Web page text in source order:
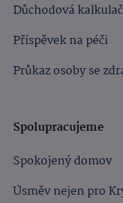
Důchodová
Příspěvek na péči
Průkaz osoby se
Spolupracujeme
Spokojený domov
Úsměv nejen pro